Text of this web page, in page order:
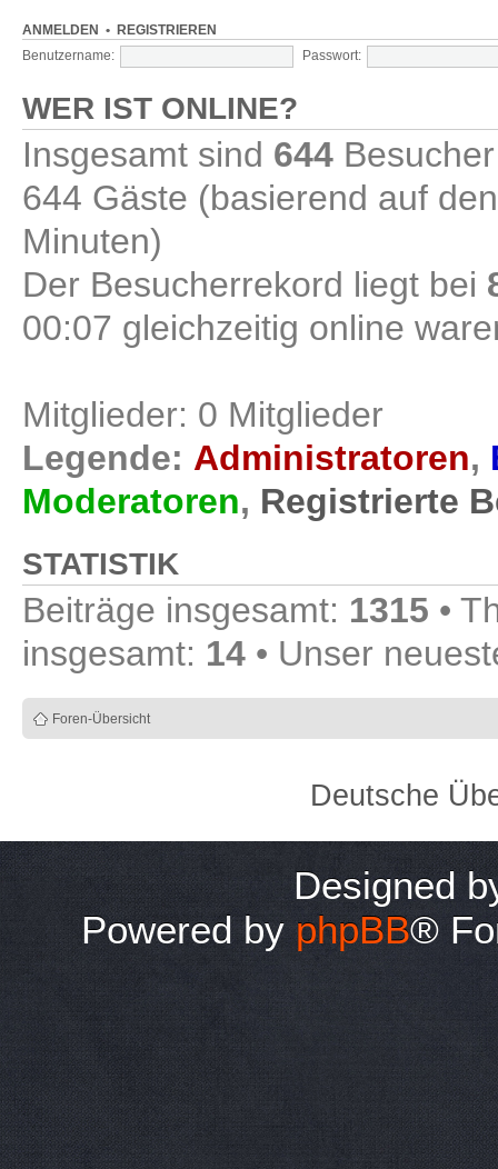
ANMELDEN • REGISTRIEREN
Benutzername: Passwort:
WER IST ONLINE?
Insgesamt sind 644
644 Gäste (basierend auf
Minuten)
Der Besucherrekord liegt bei
00:07 gleichzeitig online
Mitglieder: 0 Mitglieder
Legende: Administratoren,
Moderatoren, Registrierte
STATISTIK
Beiträge insgesamt: 1315 •
insgesamt: 14 • Unser
Foren-Übersicht
Deutsche
Designed
Powered by phpBB®